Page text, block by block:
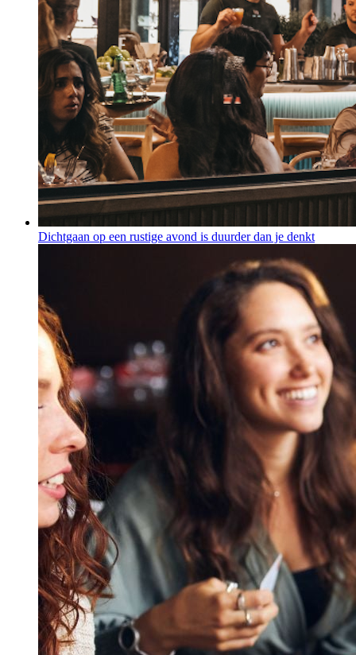
Dichtgaan op een rustige avond is duurder dan je denkt